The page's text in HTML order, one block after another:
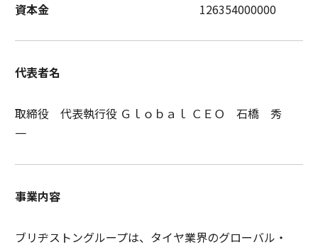
資本金 126354000000
代表者名
取締役 代表執行役 Ｇｌｏｂａｌ ＣＥＯ 石橋 秀
一
事業内容
ブリヂストングループは、タイヤ業界のグローバル・